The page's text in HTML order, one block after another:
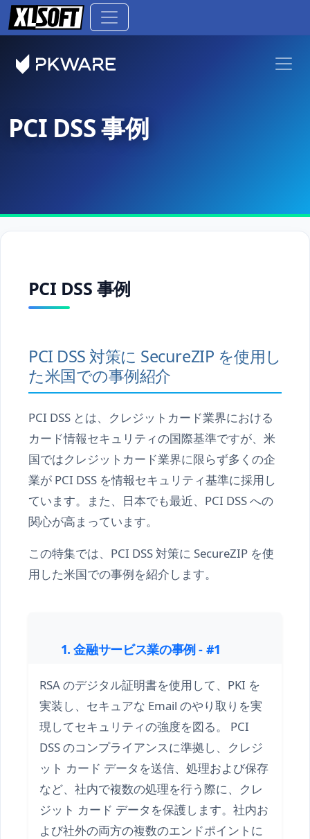
PCI DSS 事例
PCI DSS 事例
PCI DSS 対策に SecureZIP を使用し
た米国での事例紹介
PCI DSS とは、クレジットカード業界における
カード情報セキュリティの国際基準ですが、米
国ではクレジットカード業界に限らず多くの企
業が PCI DSS を情報セキュリティ基準に採用し
ています。また、日本でも最近、PCI DSS への
関心が高まっています。
この特集では、PCI DSS 対策に SecureZIP を使
用した米国での事例を紹介します。
1. 金融サービス業の事例 - #1
RSA のデジタル証明書を使用して、PKI を
実装し、セキュアな Email のやり取りを実
現してセキュリティの強度を図る。 PCI
DSS のコンプライアンスに準拠し、クレジ
ット カード データを送信、処理および保存
など、社内で複数の処理を行う際に、クレ
ジット カード データを保護します。社内お
よび社外の両方の複数のエンドポイントに